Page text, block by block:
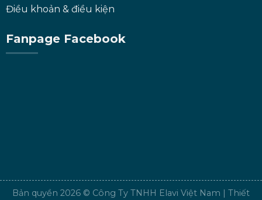
Điều khoản & điều kiện
Fanpage Facebook
Bản quyền 2026 © Công Ty TNHH Elavi Việt Nam | Thiết